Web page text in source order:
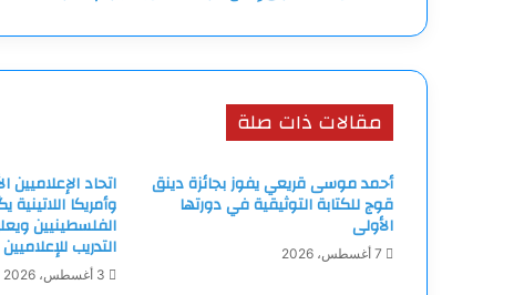
بهجوم
مقالات ذات صلة
أحمد موسى قريعي يفوز بجائزة دينق
قوج للكتابة التوثيقية في دورتها
الأولى
7 أغسطس، 2026
اتحاد
وأمريكا
الفلسطينيين
التدريب
3 أغسطس، 2026